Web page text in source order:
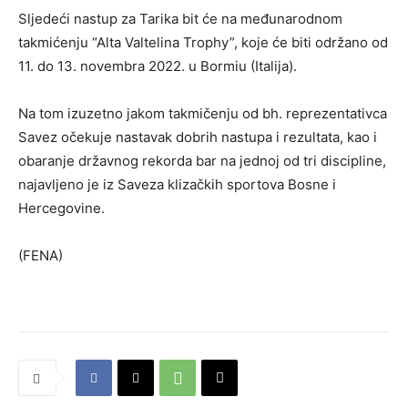
Sljedeći nastup za Tarika bit će na međunarodnom
takmićenju “Alta Valtelina Trophy”, koje će biti održano od
11. do 13. novembra 2022. u Bormiu (Italija).
Na tom izuzetno jakom takmičenju od bh. reprezentativca
Savez očekuje nastavak dobrih nastupa i rezultata, kao i
obaranje državnog rekorda bar na jednoj od tri discipline,
najavljeno je iz Saveza klizačkih sportova Bosne i
Hercegovine.
(FENA)